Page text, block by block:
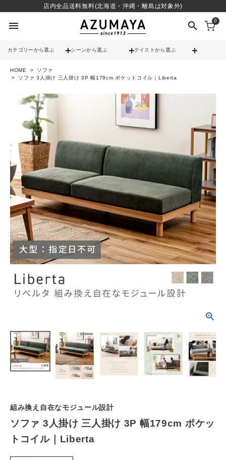
店内全品送料無料(北海道・沖縄・離島は対象外)
menu search 0
カテゴリーから選ぶ シーンから選ぶ テイストから選ぶ
check 送料無料
check 12時までのご注文で当日出荷
※営業日(平日)に限る
contact_supportよくある質問
call 052-241-3103
schedule
ACCOUNT MENU
meeting_room ログイン person 会員登録
シーンから選ぶ
テイストから選ぶ
ご利用ガイド
HOME
ソファ
ソファ 3人掛け 三人掛け 3P 幅179cm ポケットコイル｜Liberta
組み換え自在なモジュール設計
ソファ 3人掛け 三人掛け 3P 幅179cm ポケッ
トコイル｜Liberta